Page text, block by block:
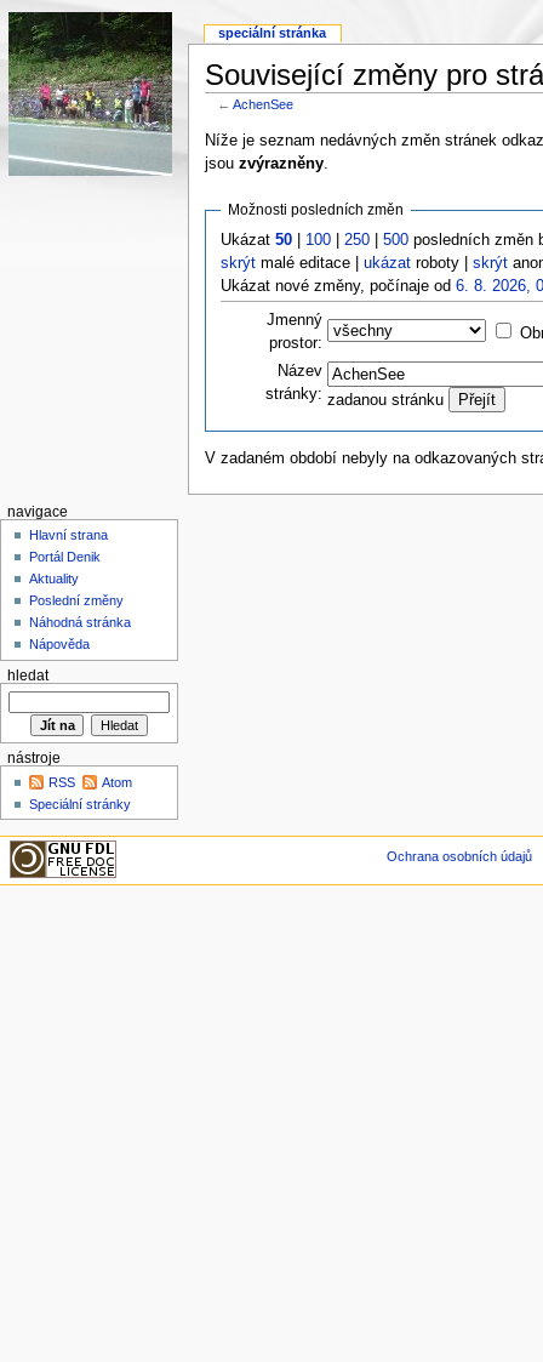
Související změny pro
←AchenSee
Níže je seznam nedávných změn stránek
jsou zvýrazněny.
Možnosti posledních změn
Ukázat50 100 250 |500 posledních změn
skrýt malé editace |ukázat roboty |skrýt
Ukázat nové změny, počínaje od6. 8. 2026,
Jmenný
prostor:
Název
stránky: zadanou stránku
V zadaném období nebyly na odkazovaných
speciální stránka
navigace
Hlavní strana
Portál Denik
Aktuality
Poslední změny
Náhodná stránka
Nápověda
hledat
nástroje
RSS
Atom
Speciální stránky
Ochrana osobních údajů